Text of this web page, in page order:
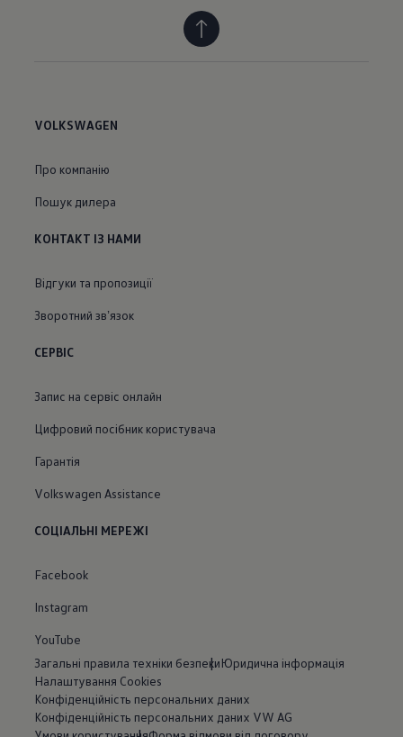
VOLKSWAGEN
Про компанію
Пошук дилера
КОНТАКТ ІЗ НАМИ
Відгуки та пропозиції
Зворотний звʼязок
СЕРВІС
Запис на сервіс онлайн
Цифровий посібник користувача
Гарантія
Volkswagen Assistance
СОЦІАЛЬНІ МЕРЕЖІ
Facebook
Instagram
YouTube
Загальні правила техніки безпекиЮридична інформація
Налаштування Cookies
Конфіденційність персональних даних
Конфіденційність персональних даних VW AG